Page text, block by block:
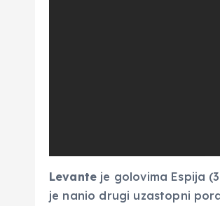
Levante je golovima Espija
je nanio drugi uzastopni